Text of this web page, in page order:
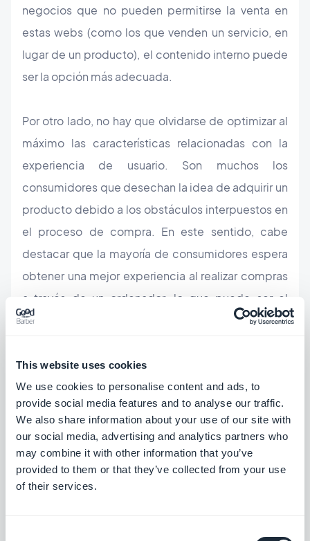
This website uses cookies
We use cookies to personalise content and ads, to
provide social media features and to analyse our traffic.
We also share information about your use of our site with
our social media, advertising and analytics partners who
may combine it with other information that you’ve
provided to them or that they’ve collected from your use
of their services.
negocios que no pueden permitirse la venta en
estas webs (como los que venden un servicio, en
lugar de un producto), el contenido interno puede
ser la opción más adecuada.
Por otro lado, no hay que olvidarse de optimizar al
máximo las características relacionadas con la
experiencia de usuario. Son muchos los
consumidores que desechan la idea de adquirir un
producto debido a los obstáculos interpuestos en
el proceso de compra. En este sentido, cabe
destacar que la mayoría de consumidores espera
obtener una mejor experiencia al realizar compras
a través de un ordenador, lo que puede ser el
motivo por el que la cantidad de compras
que en plataformas móviles, pero esta situación
puede cambiar. Con las herramientas adecuadas
para crear una buena funcionalidad de m-
commerce, junto con conocimientos sobre qué es
lo que los clientes esperan encontrar al realizar
compras en línea, la idea de migrar todas las